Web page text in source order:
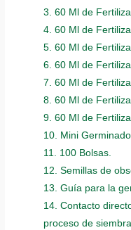
3. 60 Ml de
4. 60 Ml de
5. 60 Ml de
6. 60 Ml de
7. 60 Ml de
8. 60 Ml de
9. 60 Ml de
10. Mini
11. 100 Bolsas.
12. Semillas de
13. Guía para la
14. Contacto
proceso de